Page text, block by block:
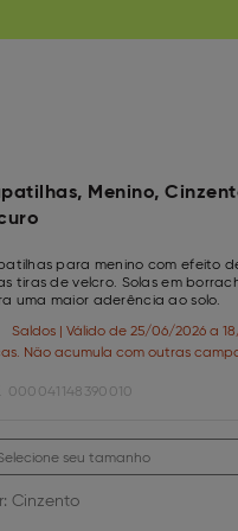
Menino,
para menino com efeito
tiras de velcro. Solas em
uma maior aderência ao solo.
Saldos | Válido de 25/06/2026 a
Não acumula com outras
000041148390010
Cinzento